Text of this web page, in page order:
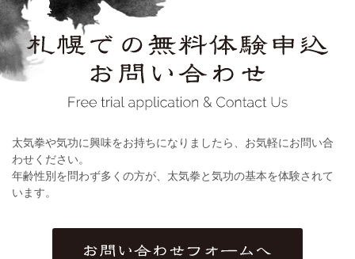
太気拳や気功に興味をお持ちになりましたら、お気軽にお問い合
わせください。
年齢性別を問わず多くの方が、太気拳と気功の基本を体験されて
います。